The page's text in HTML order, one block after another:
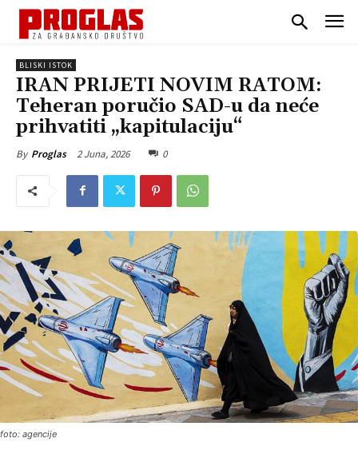
BLISKI ISTOK
IRAN PRIJETI NOVIM RATOM:
Teheran poručio SAD-u da neće
prihvatiti „kapitulaciju“
By Proglas 2 Juna, 2026 0
foto: agencije